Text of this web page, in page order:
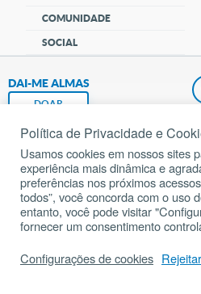
COMUNIDADE
SOCIAL
DAI-ME ALMAS
DOAR
Fundação João
Pedido de Oração
Mapa do site
Todos os
Política de Privacidade e
Usamos cookies em nossos sites
experiência mais dinâmica e
preferências nos próximos
todos”, você concorda com o uso
entanto, você pode visitar
fornecer um consentimento
Configurações de cookies